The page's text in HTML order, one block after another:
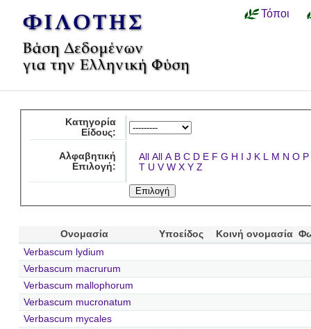
Τόποι
Κατηγορία
Είδους:
Αλφαβητική
Επιλογή:
All All A B C D E F G H I J K L M N O P
T U V W X Y Z
Ονομασία Υποείδος Κοινή ονομασία
Verbascum lydium
Verbascum macrurum
Verbascum mallophorum
Verbascum mucronatum
Verbascum mycales